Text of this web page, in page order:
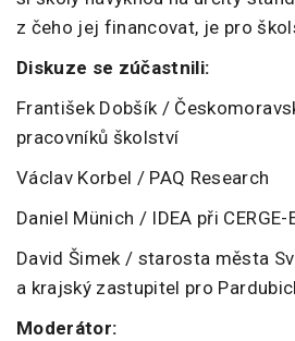
z čeho jej financovat, je pro
Diskuze se zúčastnili:
František Dobšík /
pracovníků školství
Václav Korbel / PAQ Research
Daniel Münich / IDEA při CERGE-
David Šimek / starosta města
a krajský zastupitel pro
Moderátor: